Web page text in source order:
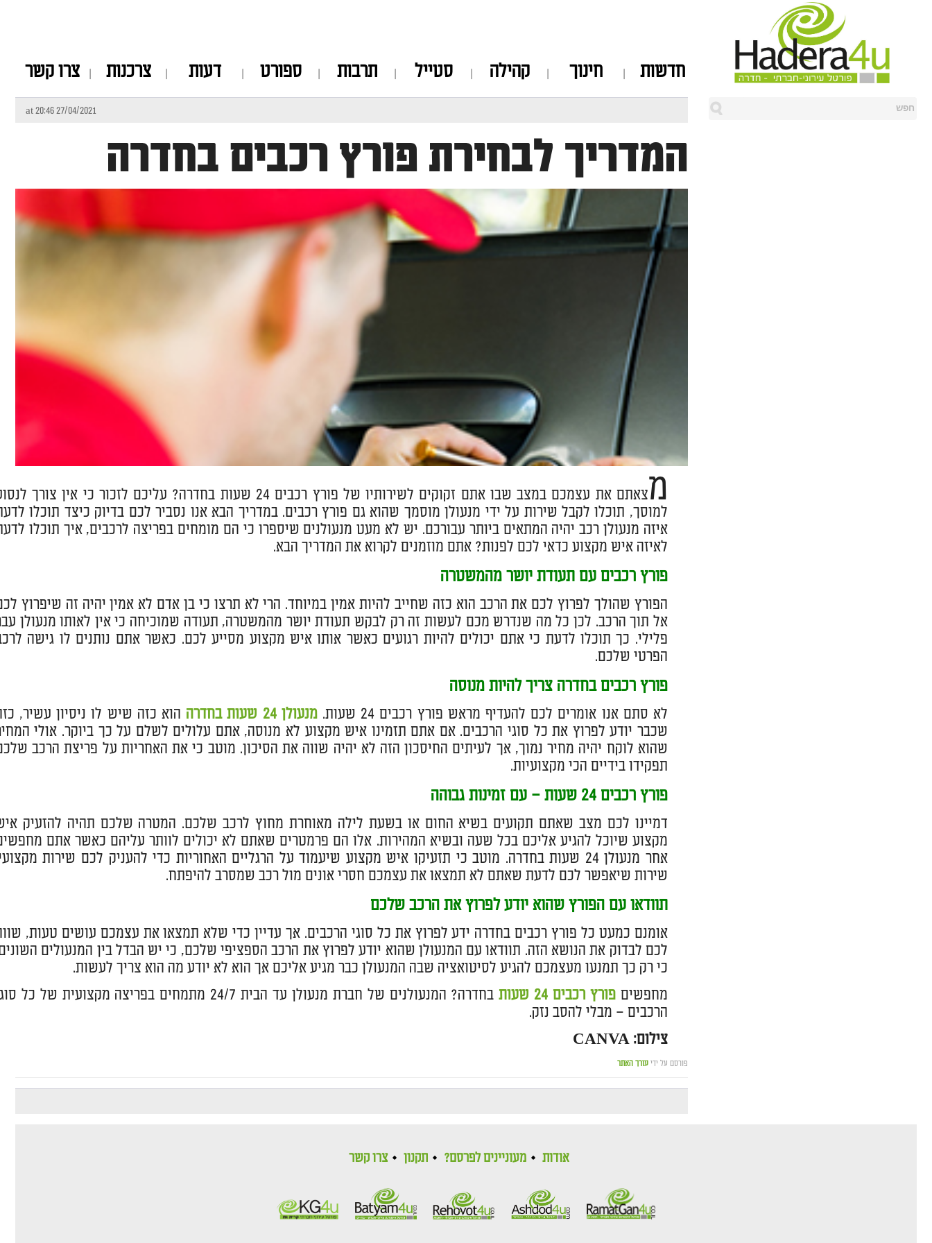
חדשות חינוך קהילה סטייל תרבות ספורט דעות צרכנות צרו קשר
27/04/2021 at 20:46
המדריך לבחירת פורץ רכבים בחדרה
מ
צאתם את עצמכם במצב שבו אתם זקוקים לשירותיו של פורץ רכבים 24 שעות בחדרה? עליכם לזכור כי אין צורך
למוסך, תוכלו לקבל שירות על ידי מנעולן מוסמך שהוא גם פורץ רכבים. במדריך הבא אנו נסביר לכם בדיוק כיצד תוכלו
איזה מנעולן רכב יהיה המתאים ביותר עבורכם. יש לא מעט מנעולנים שיספרו כי הם מומחים בפריצה לרכבים, איך תוכלו
לאיזה איש מקצוע כדאי לכם לפנות? אתם מוזמנים לקרוא את המדריך הבא.
פורץ רכבים עם תעודת יושר מהמשטרה
הפורץ שהולך לפרוץ לכם את הרכב הוא כזה שחייב להיות אמין במיוחד. הרי לא תרצו כי בן אדם לא אמין יהיה זה שיפרוץ
אל תוך הרכב. לכן כל מה שנדרש מכם לעשות זה רק לבקש תעודת יושר מהמשטרה, תעודה שמוכיחה כי אין לאותו מנעולן
פלילי. כך תוכלו לדעת כי אתם יכולים להיות רגועים כאשר אותו איש מקצוע מסייע לכם. כאשר אתם נותנים לו גישה
הפרטי שלכם.
פורץ רכבים בחדרה צריך להיות מנוסה
לא סתם אנו אומרים לכם להעדיף מראש פורץ רכבים 24 שעות. מנעולן 24 שעות בחדרה
הוא כזה שיש לו ניסיון עשיר,
שכבר יודע לפרוץ את כל סוגי הרכבים. אם אתם תזמינו איש מקצוע לא מנוסה, אתם עלולים לשלם על כך ביוקר. אולי
שהוא לוקח יהיה מחיר נמוך, אך לעיתים החיסכון הזה לא יהיה שווה את הסיכון. מוטב כי את האחריות על פריצת הרכב
תפקידו בידיים הכי מקצועיות.
פורץ רכבים 24 שעות – עם זמינות גבוהה
דמיינו לכם מצב שאתם תקועים בשיא החום או בשעת לילה מאוחרת מחוץ לרכב שלכם. המטרה שלכם תהיה להזעיק
מקצוע שיוכל להגיע אליכם בכל שעה ובשיא המהירות. אלו הם פרמטרים שאתם לא יכולים לוותר עליהם כאשר אתם
אחר מנעולן 24 שעות בחדרה. מוטב כי תזעיקו איש מקצוע שיעמוד על הרגליים האחוריות כדי להעניק לכם שירות
שירות שיאפשר לכם לדעת שאתם לא תמצאו את עצמכם חסרי אונים מול רכב שמסרב להיפתח.
תוודאו עם הפורץ שהוא יודע לפרוץ את הרכב שלכם
אומנם כמעט כל פורץ רכבים בחדרה ידע לפרוץ את כל סוגי הרכבים. אך עדיין כדי שלא תמצאו את עצמכם עושים טעות,
לכם לבדוק את הנושא הזה. תוודאו עם המנעולן שהוא יודע לפרוץ את הרכב הספציפי שלכם, כי יש הבדל בין המנעולים
כי רק כך תמנעו מעצמכם להגיע לסיטואציה שבה המנעולן כבר מגיע אליכם אך הוא לא יודע מה הוא צריך לעשות.
מחפשים פורץ רכבים 24 שעות
בחדרה? המנעולנים של חברת מנעולן עד הבית 24/7 מתמחים בפריצה מקצועית של כל
הרכבים – מבלי להסב נזק.
צילום: CANVA
פורסם על ידי עורך האתר
אודות מעוניינים לפרסם? תקנון צרו קשר